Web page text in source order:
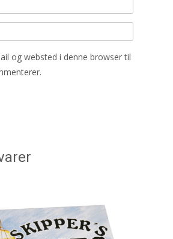
og websted i denne browser til